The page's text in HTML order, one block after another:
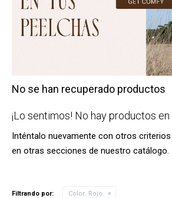
No se han recuperado productos
¡Lo sentimos! No hay productos
Inténtalo nuevamente con otros
en otras secciones de nuestro catálogo.
Filtrando por: Color: Rojo